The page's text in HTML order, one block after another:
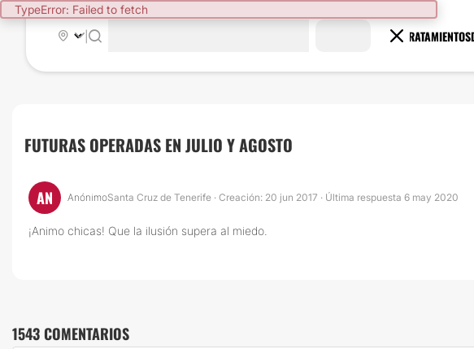
TypeError: Failed to fetch
TRATAMIENTOS
|
FUTURAS OPERADAS EN JULIO Y AGOSTO
AN AnónimoSanta Cruz de Tenerife · Creación: 20 jun 2017 · Última respuesta 6 may 2020
¡Animo chicas! Que la ilusión supera al miedo.
1543 COMENTARIOS